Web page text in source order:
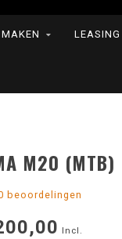
LEASING
M20 (MTB)
beoordelingen
Incl.